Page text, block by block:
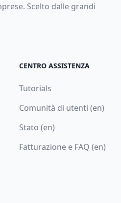
Scelto dalle grandi
CENTRO ASSISTENZA
Tutorials
Comunità di utenti (en)
Stato (en)
Fatturazione e FAQ (en)